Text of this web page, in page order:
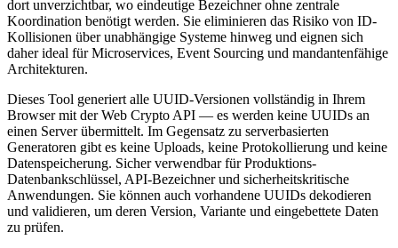
dort unverzichtbar, wo eindeutige Bezeichner ohne zentrale
Koordination benötigt werden. Sie eliminieren das Risiko von ID-
Kollisionen über unabhängige Systeme hinweg und eignen sich
daher ideal für Microservices, Event Sourcing und mandantenfähige
Architekturen.
Dieses Tool generiert alle UUID-Versionen vollständig in Ihrem
Browser mit der Web Crypto API — es werden keine UUIDs an
einen Server übermittelt. Im Gegensatz zu serverbasierten
Generatoren gibt es keine Uploads, keine Protokollierung und keine
Datenspeicherung. Sicher verwendbar für Produktions-
Datenbankschlüssel, API-Bezeichner und sicherheitskritische
Anwendungen. Sie können auch vorhandene UUIDs dekodieren
und validieren, um deren Version, Variante und eingebettete Daten
zu prüfen.